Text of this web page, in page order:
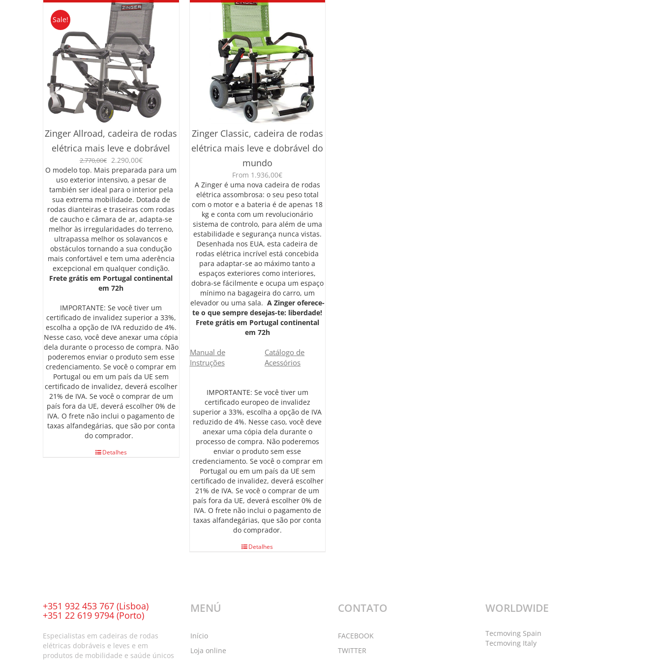
Sale!
Zinger Allroad, cadeira de rodas
elétrica mais leve e dobrável
2.770,00€ O
preço
original
era:
2.770,00€.
2.290,00€O
preço
atual
é:
2.290,00€.
O modelo top. Mais preparada para um
uso exterior intensivo, a pesar de
también ser ideal para o interior pela
sua extrema mobilidade. Dotada de
rodas dianteiras e traseiras com rodas
de caucho e câmara de ar, adapta-se
melhor às irregularidades do terreno,
ultrapassa melhor os solavancos e
obstáculos tornando a sua condução
mais confortável e tem uma aderência
excepcional em qualquer condição.
Frete grátis em Portugal continental
em 72h
IMPORTANTE: Se você tiver um
certificado de invalidez superior a 33%,
escolha a opção de IVA reduzido de 4%.
Nesse caso, você deve anexar uma cópia
dela durante o processo de compra. Não
poderemos enviar o produto sem esse
credenciamento. Se você o comprar em
Portugal ou em um país da UE sem
certificado de invalidez, deverá escolher
21% de IVA. Se você o comprar de um
país fora da UE, deverá escolher 0% de
IVA. O frete não inclui o pagamento de
taxas alfandegárias, que são por conta
do comprador.
Detalhes
Zinger Classic, cadeira de rodas
elétrica mais leve e dobrável do
mundo
From 1.936,00€
A Zinger é uma nova cadeira de rodas
elétrica assombrosa: o seu peso total
com o motor e a bateria é de apenas 18
kg e conta com um revolucionário
sistema de controlo, para além de uma
estabilidade e segurança nunca vistas.
Desenhada nos EUA, esta cadeira de
rodas elétrica incrível está concebida
para adaptar-se ao máximo tanto a
espaços exteriores como interiores,
dobra-se fácilmente e ocupa um espaço
mínimo na bagageira do carro, um
elevador ou uma sala. A Zinger oferece-
te o que sempre desejas-te: liberdade!
Frete grátis em Portugal continental
em 72h
Manual de
Instruções
Catálogo de
Acessórios
IMPORTANTE: Se você tiver um
certificado europeo de invalidez
superior a 33%, escolha a opção de IVA
reduzido de 4%. Nesse caso, você deve
anexar uma cópia dela durante o
processo de compra. Não poderemos
enviar o produto sem esse
credenciamento. Se você o comprar em
Portugal ou em um país da UE sem
certificado de invalidez, deverá escolher
21% de IVA. Se você o comprar de um
país fora da UE, deverá escolher 0% de
IVA. O frete não inclui o pagamento de
taxas alfandegárias, que são por conta
do comprador.
Detalhes
+351 932 453 767 (Lisboa)
+351 22 619 9794 (Porto)
Especialistas em cadeiras de rodas
elétricas dobráveis e leves e em
produtos de mobilidade e saúde únicos
MENÚ
Início
Loja online
CONTATO
FACEBOOK
TWITTER
WORLDWIDE
Tecmoving Spain
Tecmoving Italy